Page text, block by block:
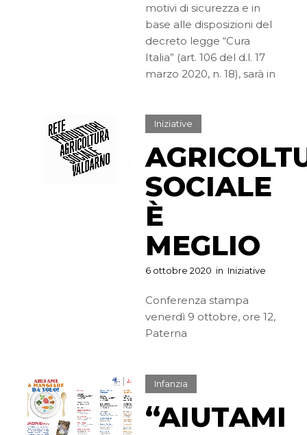
motivi di sicurezza e in
base alle disposizioni del
decreto legge “Cura
Italia” (art. 106 del d.l. 17
marzo 2020, n. 18), sarà in
Iniziative
SOCIALE
È
MEGLIO
6 ottobre 2020 in Iniziative
Conferenza stampa
venerdì 9 ottobre, ore 12,
Paterna
Infanzia
“AIUTAMI